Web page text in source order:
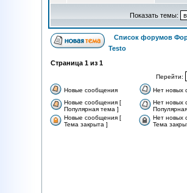
Показать темы:
Список форумов
Testo
Страница 1 из 1
Перейти:
Новые сообщения
Нет новых
Новые сообщения [
Популярная тема ]
Нет новых
Новые сообщения [
Тема закрыта ]
Нет новых
Тема